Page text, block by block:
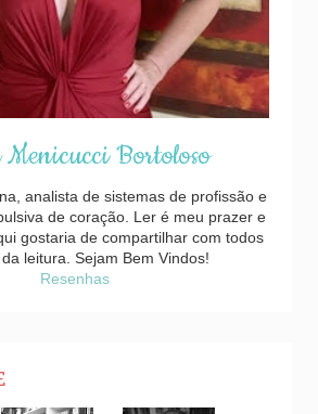
Menicucci Bortoloso
analista de sistemas de profissão e
de coração. Ler é meu prazer e
gostaria de compartilhar com todos
leitura. Sejam Bem Vindos!
Resenhas